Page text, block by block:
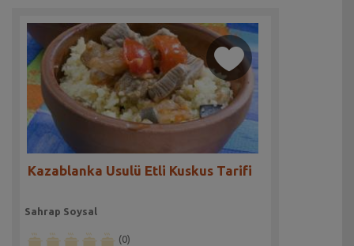
Kazablanka Usulü Etli Kuskus Tarifi
Sahrap Soysal
(0)